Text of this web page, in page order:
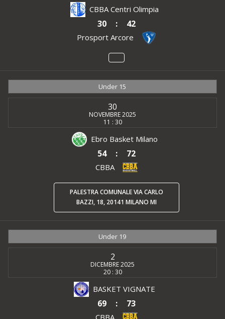
CBBA Centri Olimpia
30 : 42
Prosport Arcore
Under 15
30
NOVEMBRE 2025
11 : 30
Ebro Basket Milano
54 : 72
CBBA
PALESTRA COMUNALE VIA CARLO
BAZZI, 18, 20141 MILANO MI
Under 19
2
DICEMBRE 2025
20 : 30
BASKET VIGNATE
69 : 73